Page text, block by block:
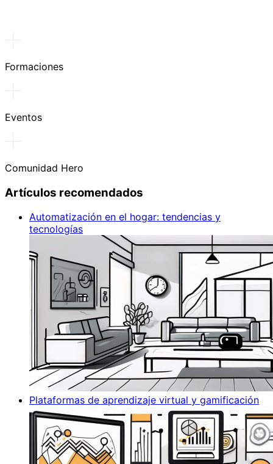
Formaciones
Eventos
Comunidad Hero
Artículos recomendados
Automatización en el hogar: tendencias y
tecnologías
Plataformas de aprendizaje virtual y gamificación